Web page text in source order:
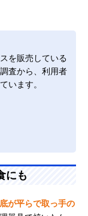
を販売している
査から、利用者
います。
にも
が平らで取っ手の